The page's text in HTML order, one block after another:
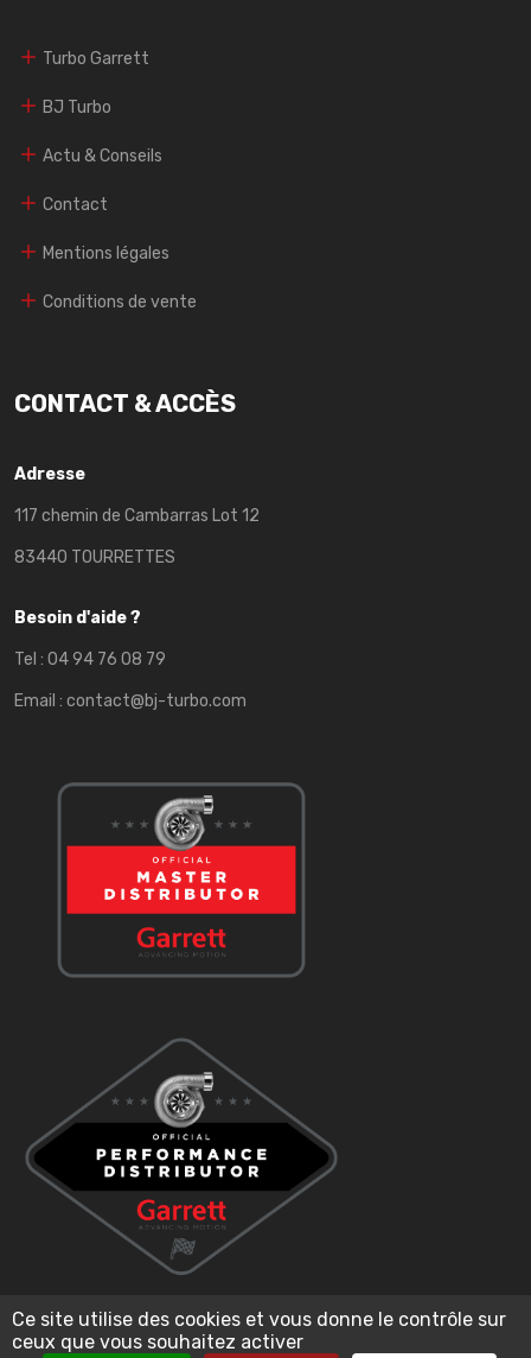
Turbo Garrett
BJ Turbo
Actu & Conseils
Contact
Mentions légales
Conditions de vente
CONTACT & ACCÈS
Adresse
117 chemin de Cambarras Lot 12
83440 TOURRETTES
Besoin d'aide ?
Tel : 04 94 76 08 79
Email : contact@bj-turbo.com
Ce site utilise des cookies et vous donne le contrôle sur
ceux que vous souhaitez activer